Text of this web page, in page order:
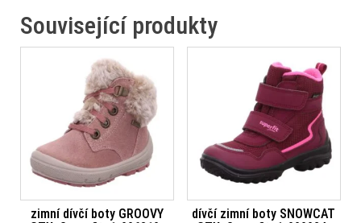
Související produkty
zimní dívčí boty GROOVY
dívčí zimní boty SNOWCAT